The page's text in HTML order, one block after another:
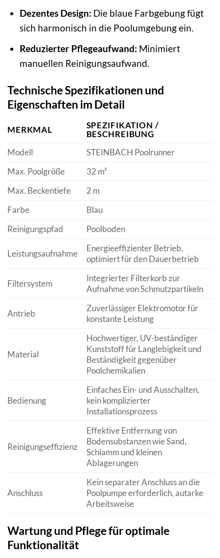
Dezentes Design: Die blaue Farbgebung fügt
sich harmonisch in die Poolumgebung ein.
Reduzierter Pflegeaufwand: Minimiert
manuellen Reinigungsaufwand.
Technische Spezifikationen und
Eigenschaften im Detail
MERKMAL
SPEZIFIKATION /
BESCHREIBUNG
Modell
STEINBACH Poolrunner
Max. Poolgröße
32 m²
Max. Beckentiefe
2 m
Farbe
Blau
Reinigungspfad
Poolboden
Leistungsaufnahme
Energieeffizienter Betrieb,
optimiert für den Dauerbetrieb
Filtersystem
Integrierter Filterkorb zur
Aufnahme von Schmutzpartikeln
Antrieb
Zuverlässiger Elektromotor für
konstante Leistung
Material
Hochwertiger, UV-beständiger
Kunststoff für Langlebigkeit und
Beständigkeit gegenüber
Poolchemikalien
Bedienung
Einfaches Ein- und Ausschalten,
kein komplizierter
Installationsprozess
Reinigungseffizienz
Effektive Entfernung von
Bodensubstanzen wie Sand,
Schlamm und kleinen
Ablagerungen
Anschluss
Kein separater Anschluss an die
Poolpumpe erforderlich, autarke
Arbeitsweise
Wartung und Pflege für optimale
Funktionalität